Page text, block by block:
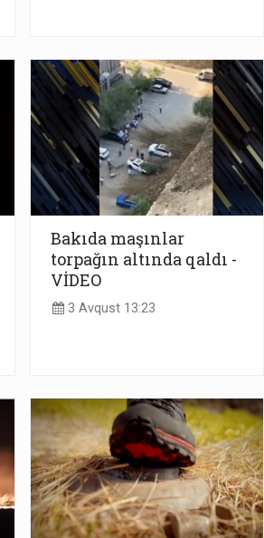
Bakıda maşınlar
torpağın altında qaldı -
VİDEO
3 Avqust 13:23